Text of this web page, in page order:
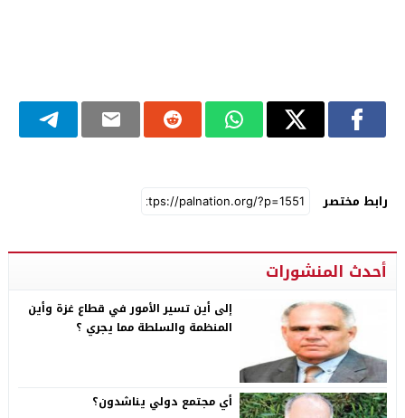
رابط مختصر
أحدث المنشورات
إلى أين تسير الأمور في قطاع غزة وأين
المنظمة والسلطة مما يجري ؟
أي مجتمع دولي يناشدون؟